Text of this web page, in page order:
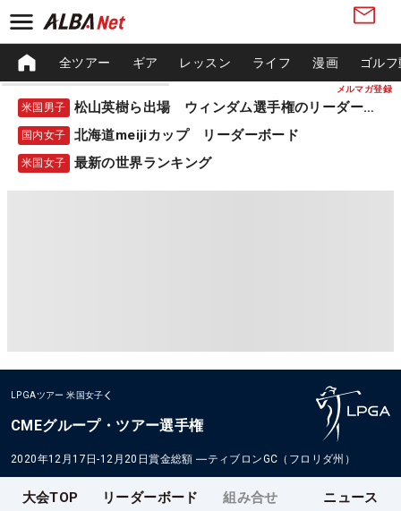
メルマガ登録
全ツアー ギア レッスン ライフ 漫画 ゴル
米国男子 松山英樹ら出場 ウィンダム選手権のリーダーボード
国内女子 北海道meijiカップ リーダーボード
米国女子 最新の世界ランキング
LPGAツアー 米国女子
CMEグループ・ツアー選手権
2020年12月17日-12月20日賞金総額 ―ティブロンGC（フロリダ州）
大会TOP リーダーボード 組み合せ ニュース